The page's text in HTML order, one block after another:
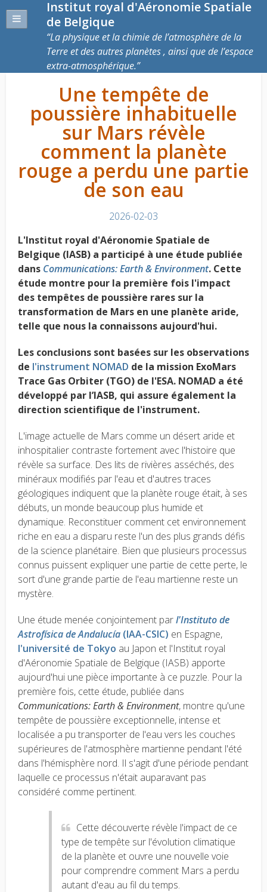
Institut royal d'Aéronomie Spatiale
de Belgique
La physique et la chimie de l’atmosphère de la
Terre et des autres planètes , ainsi que de l’espace
extra-atmosphérique.
Une tempête de
poussière inhabituelle
sur Mars révèle
comment la planète
rouge a perdu une partie
de son eau
2026-02-03
L'Institut royal d'Aéronomie Spatiale de
Belgique (IASB) a participé à une étude publiée
dans Communications: Earth & Environment. Cette
étude montre pour la première fois l'impact
des tempêtes de poussière rares sur la
transformation de Mars en une planète aride,
telle que nous la connaissons aujourd'hui.
Les conclusions sont basées sur les observations
de l'instrument NOMAD de la mission ExoMars
Trace Gas Orbiter (TGO) de l'ESA. NOMAD a été
développé par l’IASB, qui assure également la
direction scientifique de l'instrument.
L'image actuelle de Mars comme un désert aride et
inhospitalier contraste fortement avec l'histoire que
révèle sa surface. Des lits de rivières asséchés, des
minéraux modifiés par l'eau et d'autres traces
géologiques indiquent que la planète rouge était, à ses
débuts, un monde beaucoup plus humide et
dynamique. Reconstituer comment cet environnement
riche en eau a disparu reste l'un des plus grands défis
de la science planétaire. Bien que plusieurs processus
connus puissent expliquer une partie de cette perte, le
sort d'une grande partie de l'eau martienne reste un
mystère.
Une étude menée conjointement parl'Instituto de
Astrofísica de Andalucía (IAA-CSIC) en Espagne,
l'université de Tokyo au Japon et l'Institut royal
d'Aéronomie Spatiale de Belgique (IASB) apporte
aujourd'hui une pièce importante à ce puzzle. Pour la
première fois, cette étude, publiée dans
Communications: Earth & Environment, montre qu'une
tempête de poussière exceptionnelle, intense et
localisée a pu transporter de l'eau vers les couches
supérieures de l'atmosphère martienne pendant l'été
dans l'hémisphère nord. Il s'agit d'une période pendant
laquelle ce processus n'était auparavant pas
considéré comme pertinent.
Cette découverte révèle l'impact de ce
type de tempête sur l'évolution climatique
de la planète et ouvre une nouvelle voie
pour comprendre comment Mars a perdu
autant d'eau au fil du temps.